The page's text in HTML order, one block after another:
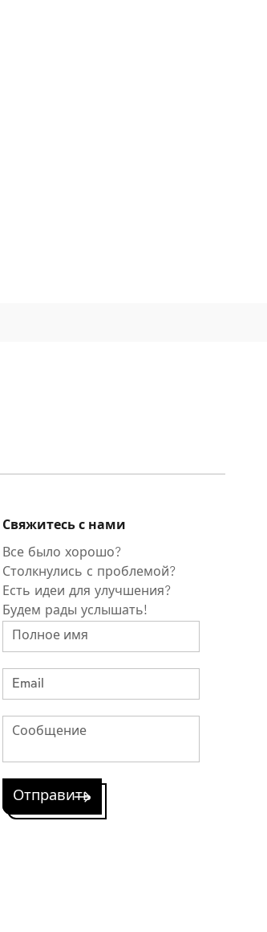
Свяжитесь с нами
Все было хорошо?
Столкнулись с проблемой?
Есть идеи для улучшения?
Будем рады услышать!